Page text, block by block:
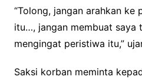
“Tolong, jangan arahkan ke
itu…, jangan membuat saya
mengingat peristiwa itu,”
Saksi korban meminta